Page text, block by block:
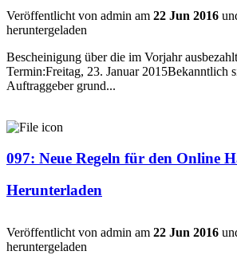
Veröffentlicht von admin am 22 Jun 2016
heruntergeladen
Bescheinigung über die im Vorjahr
Termin:Freitag, 23. Januar 2015Bekanntlich
Auftraggeber grund...
097: Neue Regeln für den Online
Herunterladen
Veröffentlicht von admin am 22 Jun 2016
heruntergeladen